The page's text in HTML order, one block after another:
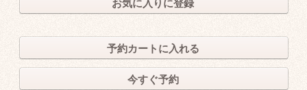
お気に入りに登録
予約カートに入れる
今すぐ予約